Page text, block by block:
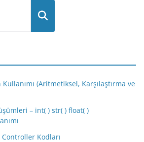
(Aritmetiksel, Karşılaştırma ve
– int( ) str( ) float( )
Kodları